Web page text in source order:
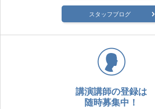
スタッフブログ
講演講師の登録は
随時募集中！